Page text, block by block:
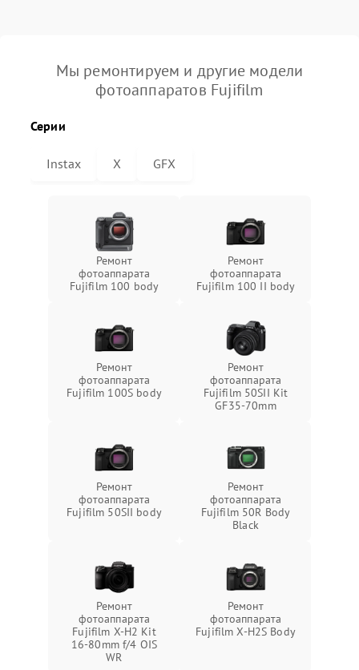
Мы ремонтируем и другие модели
фотоаппаратов Fujifilm
Серии
Instax X GFX
Ремонт
фотоаппарата
Fujifilm 100 body
Ремонт
фотоаппарата
Fujifilm 100 II body
Ремонт
фотоаппарата
Fujifilm 100S body
Ремонт
фотоаппарата
Fujifilm 50SII Kit
GF35-70mm
Ремонт
фотоаппарата
Fujifilm 50SII body
Ремонт
фотоаппарата
Fujifilm 50R Body
Black
Ремонт
фотоаппарата
Fujifilm X-H2 Kit
16-80mm f/4 OIS
WR
Ремонт
фотоаппарата
Fujifilm X-H2S Body